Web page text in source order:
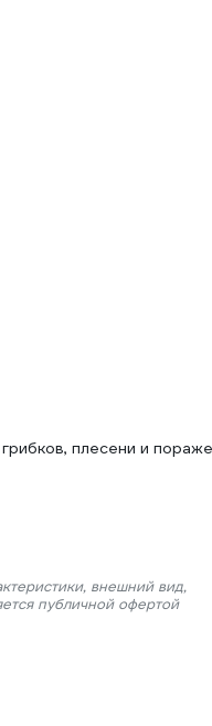
плесени и
внешний вид,
публичной офертой